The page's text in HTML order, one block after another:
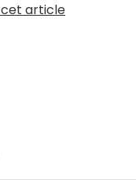
cet article